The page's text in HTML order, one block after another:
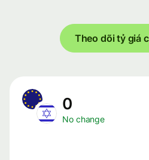
Theo dõi tỷ giá
0
No change